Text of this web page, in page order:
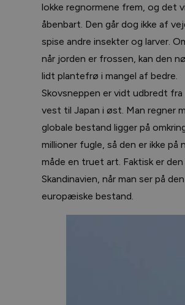
lokke regnormene frem, og det
åbenbart. Den går dog ikke af
spise andre insekter og larver.
når jorden er frossen, kan den
lidt plantefrø i mangel af bedre.
Skovsneppen er vidt udbredt fra
vest til Japan i øst. Man regner
globale bestand ligger på
millioner fugle, så den er ikke på
måde en truet art. Faktisk er
Skandinavien, når man ser på den
europæiske bestand.